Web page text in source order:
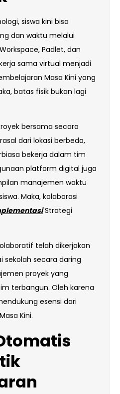
siswa kini bisa
dan waktu melalui
Padlet, dan
sama virtual menjadi
Masa Kini yang
batas fisik bukan lagi
bersama secara
dari lokasi berbeda,
bekerja dalam tim
platform digital juga
manajemen waktu
Maka, kolaborasi
Strategi
telah dikerjakan
sekolah secara daring
proyek yang
terbangun. Oleh karena
esensi dari
Kini.